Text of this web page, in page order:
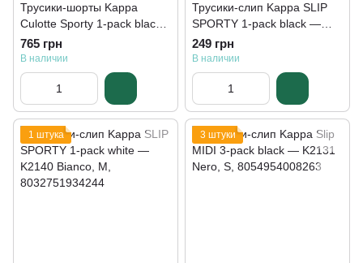
Трусики-шорты Kappa
Culotte Sporty 1-pack black
— K2170 Nero
765 грн
В наличии
Трусики-слип Kappa SLIP
SPORTY 1-pack black —
K2140 Nero
249 грн
В наличии
1 штука 3 штуки